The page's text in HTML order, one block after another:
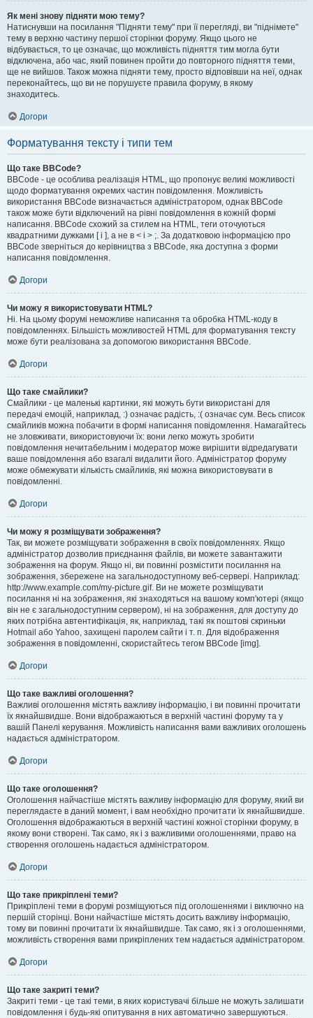
Як мені знову підняти мою тему?
Натиснувши на посилання "Підняти тему" при її перегляді, ви "піднімете"
тему в верхню частину першої сторінки форуму. Якщо цього не
відбувається, то це означає, що можливість підняття тим могла бути
відключена, або час, який повинен пройти до повторного підняття теми,
ще не вийшов. Також можна підняти тему, просто відповівши на неї, однак
переконайтесь, що ви не порушуєте правила форуму, в якому
знаходитесь.
Догори
Форматування тексту і типи тем
Що таке BBCode?
BBCode - це особлива реалізація HTML, що пропонує великі можливості
щодо форматування окремих частин повідомлення. Можливість
використання BBCode визначається адміністратором, однак BBCode
також може бути відключений на рівні повідомлення в кожній формі
написання. BBCode схожий за стилем на HTML, теги оточуються
квадратними дужками [ і ], а не в < і > ;. За додатковою інформацією про
BBCode зверніться до керівництва з BBCode, яка доступна з форми
написання повідомлення.
Догори
Чи можу я використовувати HTML?
Ні. На цьому форумі неможливе написання та обробка HTML-коду в
повідомленнях. Більшість можливостей HTML для форматування тексту
може бути реалізована за допомогою використання BBCode.
Догори
Що таке смайлики?
Смайлики - це маленькі картинки, які можуть бути використані для
передачі емоцій, наприклад, :) означає радість, :( означає сум. Весь список
смайликів можна побачити в формі написання повідомлення. Намагайтесь
не зловживати, використовуючи їх: вони легко можуть зробити
повідомлення нечитабельним і модератор може вирішити відредагувати
ваше повідомлення або взагалі видалити його. Адміністратор форуму
може обмежувати кількість смайликів, які можна використовувати в
повідомленні.
Догори
Чи можу я розміщувати зображення?
Так, ви можете розміщувати зображення в своїх повідомленнях. Якщо
адміністратор дозволив приєднання файлів, ви можете завантажити
зображення на форум. Якщо ні, ви повинні розмістити посилання на
зображення, збережене на загальнодоступному веб-сервері. Наприклад:
http://www.example.com/my-picture.gif. Ви не можете розміщувати
посилання ні на зображення, які знаходяться на вашому комп'ютері (якщо
він не є загальнодоступним сервером), ні на зображення, для доступу до
яких потрібна автентифікація, як, наприклад, такі як поштові скриньки
Hotmail або Yahoo, захищені паролем сайти і т. п. Для відображення
зображення в повідомленні, скористайтесь тегом BBCode [img].
Догори
Що таке важливі оголошення?
Важливі оголошення містять важливу інформацію, і ви повинні прочитати
їх якнайшвидше. Вони відображаються в верхній частині форуму та у
вашій Панелі керування. Можливість написання вами важливих оголошень
надається адміністратором.
Догори
Що таке оголошення?
Оголошення найчастіше містять важливу інформацію для форуму, який ви
переглядаєте в даний момент, і вам необхідно прочитати їх якнайшвидше.
Оголошення відображаються в верхній частині кожної сторінки форуму, в
якому вони створені. Так само, як і з важливими оголошеннями, право на
створення оголошень надається адміністратором.
Догори
Що таке прикріплені теми?
Прикріплені теми в форумі розміщуються під оголошеннями і виключно на
першій сторінці. Вони найчастіше містять досить важливу інформацію,
тому ви повинні прочитати їх якнайшвидше. Так само, як і з оголошеннями,
можливість створення вами прикріплених тем надається адміністратором.
Догори
Що таке закриті теми?
Закриті теми - це такі теми, в яких користувачі більше не можуть залишати
повідомлення і будь-які опитування в них автоматично завершуються.